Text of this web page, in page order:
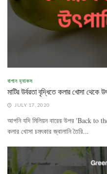
বাগান হ্যাকস
মাটির উর্বরতা বৃদ্ধিতে কলার খোসা থেকে
JULY 17, 2020
আপনি যদি মিলিয়ন বারের উপর 'Back to
কলার খোসা চমৎকার জ্বালানি তৈরি...